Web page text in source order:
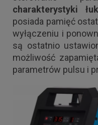
charakterystyki
posiada pamięć
wyłączeniu i
są ostatnio
możliwość
parametrów pulsu i